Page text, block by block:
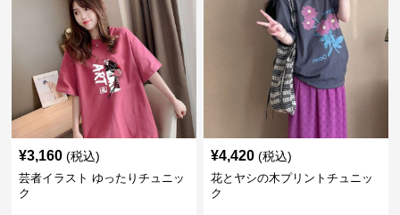
¥3,160 (税込)
芸者イラスト ゆったりチュニッ
ク
¥4,420 (税込)
花とヤシの木プリントチュニッ
ク